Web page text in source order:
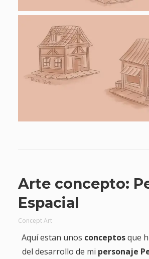
Arte concepto:
Espacial
Concept Art
Aquí estan unos conceptosque
del desarrollo de mi personaje